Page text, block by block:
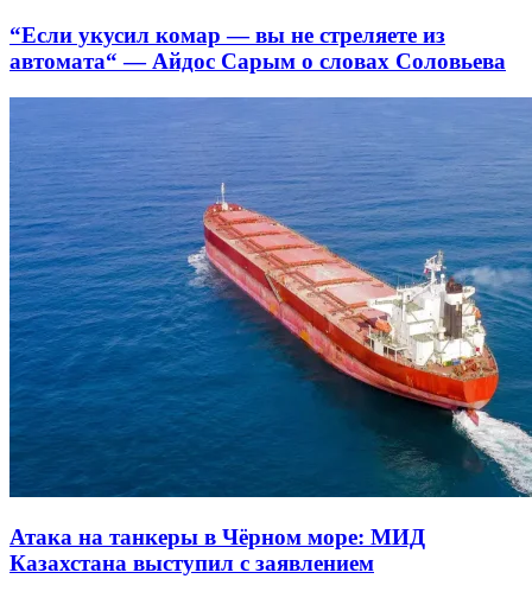
“Если укусил комар — вы не стреляете из
автомата“ — Айдос Сарым о словах Соловьева
Атака на танкеры в Чёрном море: МИД
Казахстана выступил с заявлением